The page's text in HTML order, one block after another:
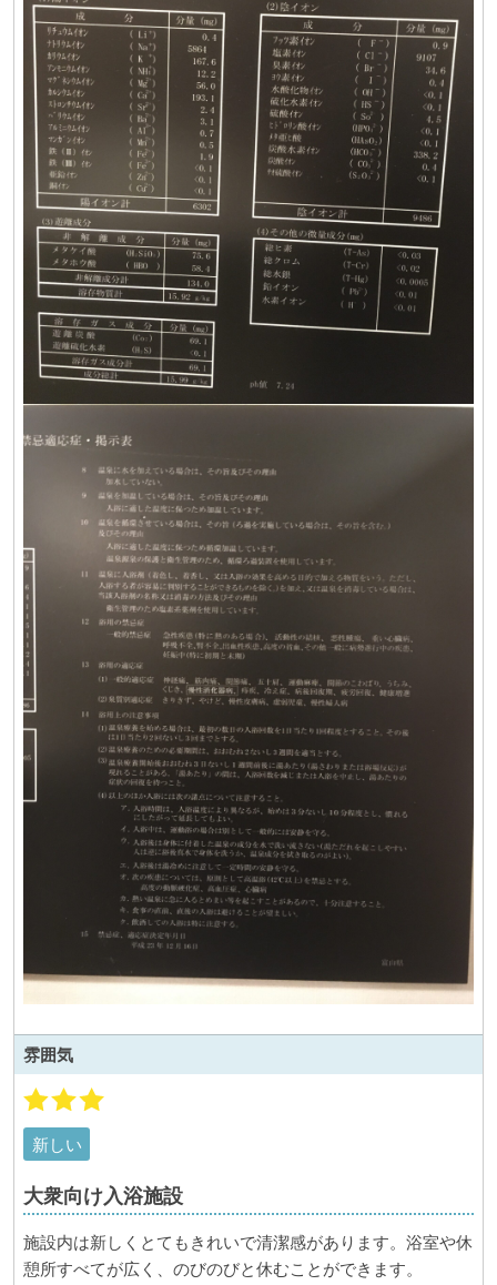
雰囲気
新しい
大衆向け入浴施設
施設内は新しくとてもきれいで清潔感があります。浴室や休
憩所すべてが広く、のびのびと休むことができます。